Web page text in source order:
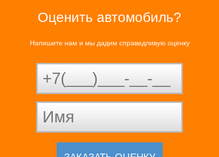
Оценить автомобиль?
Напишите нам и мы дадим справедливую оценку